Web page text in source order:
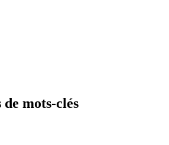
mots-clés